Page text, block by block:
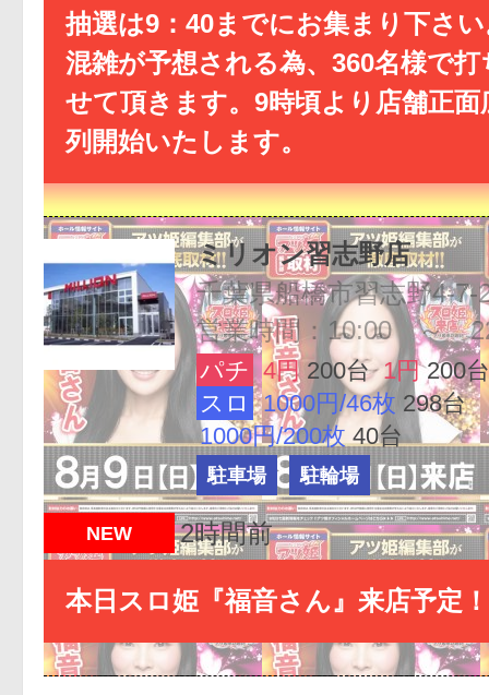
抽選は9：40までにお集まり下さ
混雑が予想される為、360名様で
せて頂きます。9時頃より店舗正面
列開始いたします。
ミリオン習志野店
千葉県船橋市習志野4-7-
営業時間：10:00 ～
パチ 4円 200台 1円 200台
スロ
1000円/46枚 298台
1000円/200枚 40台
駐車場 駐輪場
NEW 2時間前
本日スロ姫『福音さん』来店予定